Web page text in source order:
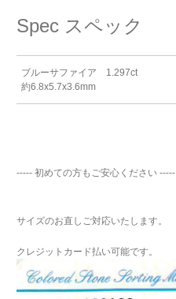
Spec スペック
ブルーサファイア 1.297ct
約6.8x5.7x3.6mm
----- 初めての方もご安心ください -----
サイズのお直しご対応いたします。
クレジットカード払い可能です。
カートを見る お買い物を続ける